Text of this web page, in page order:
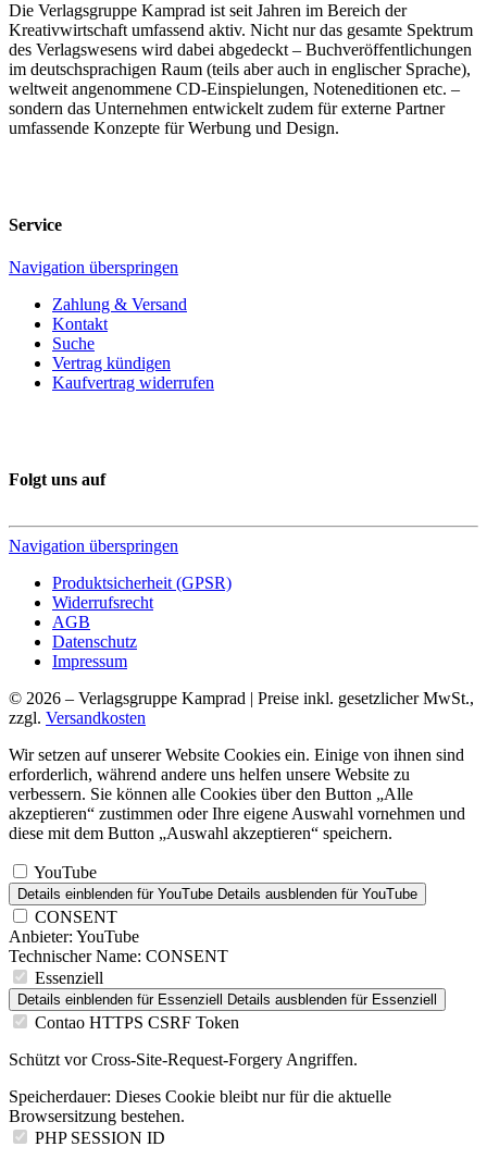
Die Verlagsgruppe Kamprad ist seit Jahren im Bereich der
Kreativwirtschaft umfassend aktiv. Nicht nur das gesamte Spektrum
des Verlagswesens wird dabei abgedeckt – Buchveröffentlichungen
im deutschsprachigen Raum (teils aber auch in englischer Sprache),
weltweit angenommene CD-Einspielungen, Noteneditionen etc. –
sondern das Unternehmen entwickelt zudem für externe Partner
umfassende Konzepte für Werbung und Design.
Service
Navigation überspringen
Zahlung & Versand
Kontakt
Suche
Vertrag kündigen
Kaufvertrag widerrufen
Folgt uns auf
Navigation überspringen
Produktsicherheit (GPSR)
Widerrufsrecht
AGB
Datenschutz
Impressum
© 2026 – Verlagsgruppe Kamprad | Preise inkl. gesetzlicher MwSt.,
zzgl. Versandkosten
Wir setzen auf unserer Website Cookies ein. Einige von ihnen sind
erforderlich, während andere uns helfen unsere Website zu
verbessern. Sie können alle Cookies über den Button „Alle
akzeptieren“ zustimmen oder Ihre eigene Auswahl vornehmen und
diese mit dem Button „Auswahl akzeptieren“ speichern.
YouTube
Details einblenden für YouTube Details ausblenden für YouTube
CONSENT
Anbieter: YouTube
Technischer Name: CONSENT
Essenziell
Details einblenden für Essenziell Details ausblenden für Essenziell
Contao HTTPS CSRF Token
Schützt vor Cross-Site-Request-Forgery Angriffen.
Speicherdauer: Dieses Cookie bleibt nur für die aktuelle
Browsersitzung bestehen.
PHP SESSION ID